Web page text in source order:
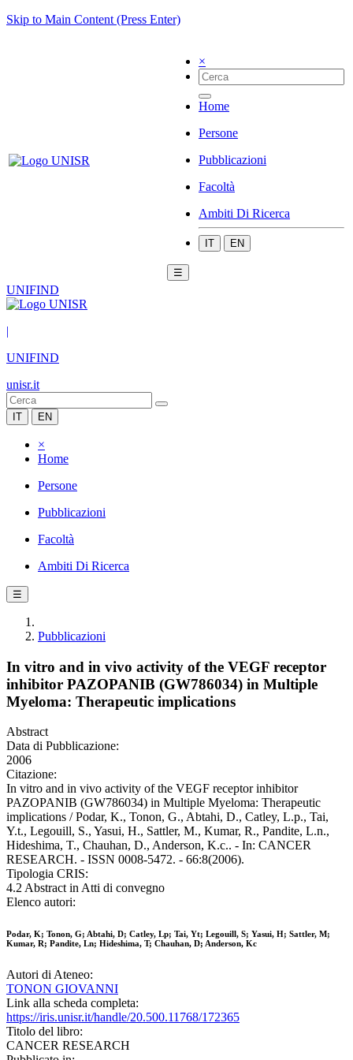
Skip to Main Content (Press Enter)
×
Home
Persone
Pubblicazioni
Facoltà
Ambiti Di Ricerca
IT EN
☰
UNIFIND
|
UNIFIND
unisr.it
IT EN
×
Home
Persone
Pubblicazioni
Facoltà
Ambiti Di Ricerca
☰
Pubblicazioni
In vitro and in vivo activity of the VEGF receptor
inhibitor PAZOPANIB (GW786034) in Multiple
Myeloma: Therapeutic implications
Abstract
Data di Pubblicazione:
2006
Citazione:
In vitro and in vivo activity of the VEGF receptor inhibitor
PAZOPANIB (GW786034) in Multiple Myeloma: Therapeutic
implications / Podar, K., Tonon, G., Abtahi, D., Catley, L.p., Tai,
Y.t., Legouill, S., Yasui, H., Sattler, M., Kumar, R., Pandite, L.n.,
Hideshima, T., Chauhan, D., Anderson, K.c.. - In: CANCER
RESEARCH. - ISSN 0008-5472. - 66:8(2006).
Tipologia CRIS:
4.2 Abstract in Atti di convegno
Elenco autori:
Podar, K; Tonon, G; Abtahi, D; Catley, Lp; Tai, Yt; Legouill, S; Yasui, H; Sattler, M;
Kumar, R; Pandite, Ln; Hideshima, T; Chauhan, D; Anderson, Kc
Autori di Ateneo:
TONON GIOVANNI
Link alla scheda completa:
https://iris.unisr.it/handle/20.500.11768/172365
Titolo del libro:
CANCER RESEARCH